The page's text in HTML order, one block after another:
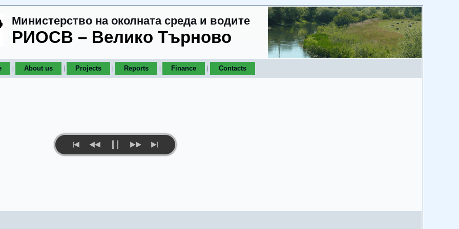
Министерство на околната среда и водите
РИОСВ – Велико Търново
About us Projects Reports Finance Contacts